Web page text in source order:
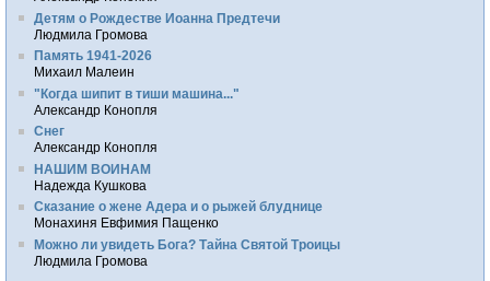
Детям о Рождестве Иоанна Предтечи
Людмила Громова
Память 1941-2026
Михаил Малеин
"Когда шипит в тиши машина..."
Александр Конопля
Снег
Александр Конопля
НАШИМ ВОИНАМ
Надежда Кушкова
Сказание о жене Адера и о рыжей блуднице
Монахиня Евфимия Пащенко
Можно ли увидеть Бога? Тайна Святой Троицы
Людмила Громова